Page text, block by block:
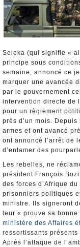
Seleka (qui signifie «
principe sous
semaine, annoncé ce
marquer une avancée
par le gouvernement
intervention directe de
pour un règlement
près d’un mois.
armes et ont avancé
ont annoncé l’arrêt de
d’entamer des
Les rebelles, ne
président François
des forces d’Afrique
prisonniers politiques
ministre. Ils signeront
leur « prouve sa
ministère des Affaires
ressortissants
Après l’attaque de